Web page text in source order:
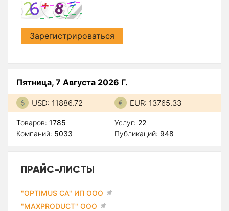
Зарегистрироваться
Пятница, 7 Августа 2026 Г.
USD: 11886.72 EUR: 13765.33
Товаров: 1785
Компаний: 5033
Услуг: 22
Публикаций: 948
ПРАЙС-ЛИСТЫ
"OPTIMUS CA" ИП ООО
"MAXPRODUCT" ООО